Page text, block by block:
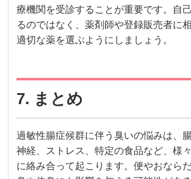
療機関を受診することが重要です。自
るのではなく、薬剤師や登録販売者に
適切な薬を選ぶようにしましょう。
7. まとめ
過敏性腸症候群に伴う臭いの悩みは、
神経、ストレス、特定の食品など、様
に絡み合って起こります。便やおなら